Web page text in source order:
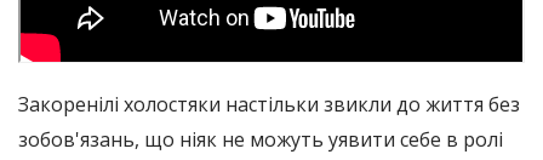
Закоренілі холостяки настільки звикли до життя без
зобов'язань, що ніяк не можуть уявити себе в ролі